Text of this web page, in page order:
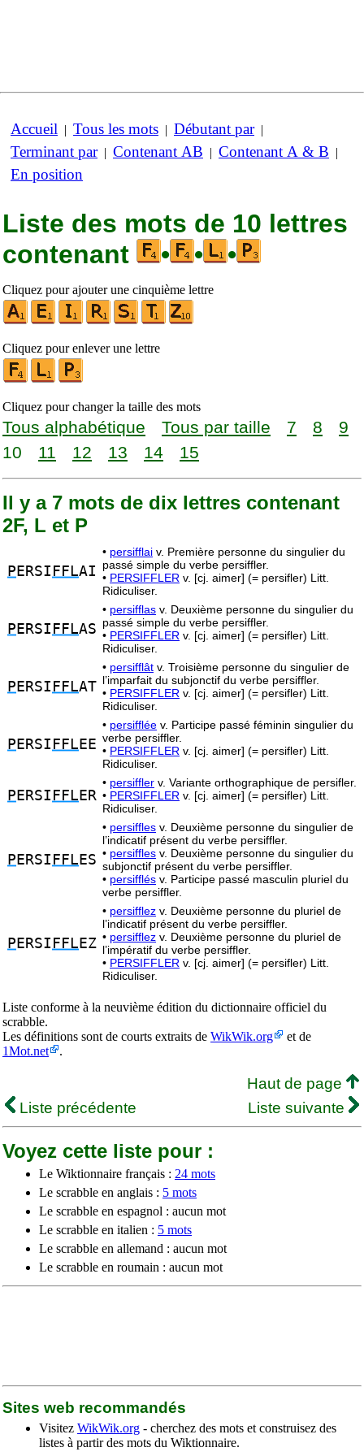
Accueil | Tous les mots | Débutant par|
Terminant par| Contenant AB | Contenant A & B |
En position
Liste des mots de 10 lettres
contenant
• • •
Cliquez pour ajouter une cinquième lettre
Cliquez pour enlever une lettre
Cliquez pour changer la taille des mots
Tous alphabétique Tous par taille 7 8
9
10
11 12 13 14 15
Il y a 7 mots de dix lettres contenant
2F, L et P
P ERSI FFLAI
• persifflai v. Première personne du singulier du
passé simple du verbe persiffler.
• PERSIFFLER v. [cj. aimer] (= persifler) Litt.
Ridiculiser.
P ERSI FFLAS
• persifflas v. Deuxième personne du singulier du
passé simple du verbe persiffler.
• PERSIFFLER v. [cj. aimer] (= persifler) Litt.
Ridiculiser.
P ERSI FFLAT
• persifflât v. Troisième personne du singulier de
l’imparfait du subjonctif du verbe persiffler.
• PERSIFFLER v. [cj. aimer] (= persifler) Litt.
Ridiculiser.
P ERSI FFL EE
• persifflée v. Participe passé féminin singulier du
verbe persiffler.
• PERSIFFLER v. [cj. aimer] (= persifler) Litt.
Ridiculiser.
P ERSI FFL ER
• persiffler v. Variante orthographique de persifler.
• PERSIFFLER v. [cj. aimer] (= persifler) Litt.
Ridiculiser.
P ERSI FFL ES
• persiffles v. Deuxième personne du singulier de
l’indicatif présent du verbe persiffler.
• persiffles v. Deuxième personne du singulier du
subjonctif présent du verbe persiffler.
• persifflés v. Participe passé masculin pluriel du
verbe persiffler.
P ERSI FFL EZ
• persifflez v. Deuxième personne du pluriel de
l’indicatif présent du verbe persiffler.
• persifflez v. Deuxième personne du pluriel de
l’impératif du verbe persiffler.
• PERSIFFLER v. [cj. aimer] (= persifler) Litt.
Ridiculiser.
Liste conforme à la neuvième édition du dictionnaire officiel du
scrabble.
Les définitions sont de courts extraits de WikWik.org
et de
1Mot.net
.
Haut de page
Liste précédente
Liste suivante
Voyez cette liste pour :
Le Wiktionnaire français : 24 mots
Le scrabble en anglais : 5 mots
Le scrabble en espagnol : aucun mot
Le scrabble en italien : 5 mots
Le scrabble en allemand : aucun mot
Le scrabble en roumain : aucun mot
Sites web recommandés
Visitez WikWik.org - cherchez des mots et construisez des
listes à partir des mots du Wiktionnaire.